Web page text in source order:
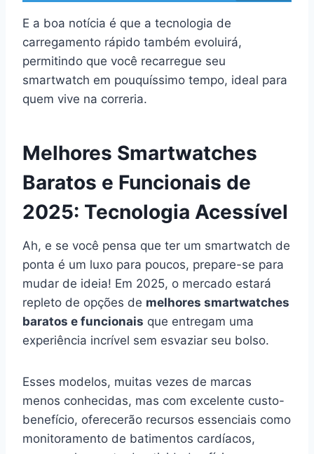
E a boa notícia é que a tecnologia de
carregamento rápido também evoluirá,
permitindo que você recarregue seu
smartwatch em pouquíssimo tempo, ideal para
quem vive na correria.
Melhores Smartwatches
Baratos e Funcionais de
2025: Tecnologia Acessível
Ah, e se você pensa que ter um smartwatch de
ponta é um luxo para poucos, prepare-se para
mudar de ideia! Em 2025, o mercado estará
repleto de opções de melhores smartwatches
baratos e funcionais que entregam uma
experiência incrível sem esvaziar seu bolso.
Esses modelos, muitas vezes de marcas
menos conhecidas, mas com excelente custo-
benefício, oferecerão recursos essenciais como
monitoramento de batimentos cardíacos,